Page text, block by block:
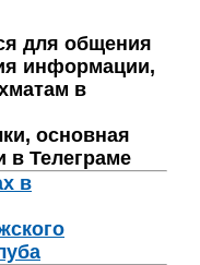
для общения
информации,
в
основная
в Телеграме
в